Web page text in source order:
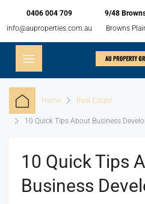
0406 004 709
info@auproperties.com.au
9/48
Browns
Home Real Estate
10 Quick Tips About Business
10 Quick Tips
Business